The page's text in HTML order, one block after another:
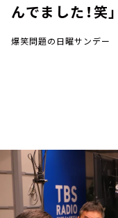
お知らせ
イベント・グ
YouTube
会社情報
んでました！笑」
爆笑問題の日曜サンデー